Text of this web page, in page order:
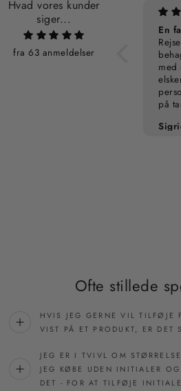
Hvad vores kunder
siger...
fra 63 anmeldelser
Personalisering
En
med
på
Ofte stillede
HVIS JEG GERNE VIL TILFØJE
VIST PÅ ET PRODUKT, ER DET
JEG ER I TVIVL OM
JEG KØBE UDEN INITIALER OG
DET - FOR AT TILFØJE